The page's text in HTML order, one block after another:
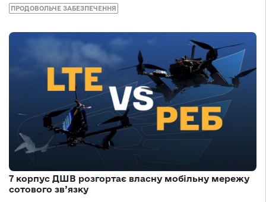
ПРОДОВОЛЬЧЕ ЗАБЕЗПЕЧЕННЯ
7 корпус ДШВ розгортає власну мобільну мережу
сотового зв’язку